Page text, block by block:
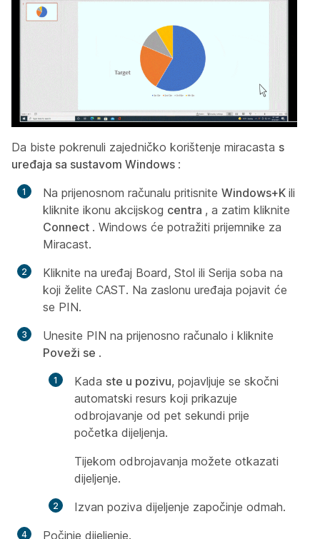
Da biste pokrenuli zajedničko korištenje miracasta s
uređaja sa sustavom Windows :
Na prijenosnom računalu pritisnite Windows+K ili
kliknite ikonu akcijskog centra , a zatim kliknite
Connect . Windows će potražiti prijemnike za
Miracast.
Kliknite na uređaj Board, Stol ili Serija soba na
koji želite CAST. Na zaslonu uređaja pojavit će
se PIN.
Unesite PIN na prijenosno računalo i kliknite
Poveži se .
Kada ste u pozivu, pojavljuje se skočni
automatski resurs koji prikazuje
odbrojavanje od pet sekundi prije
početka dijeljenja.
Tijekom odbrojavanja možete otkazati
dijeljenje.
Izvan poziva dijeljenje započinje odmah.
Počinje dijeljenje.